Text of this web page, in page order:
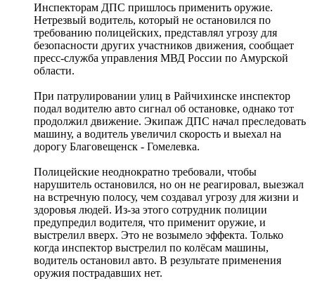
Инспекторам ДПС пришлось применить оружие.
Нетрезвый водитель, который не остановился по
требованию полицейских, представлял угрозу для
безопасности других участников движения, сообщает
пресс-служба управления МВД России по Амурской
области.
При патрулировании улиц в Райчихинске инспектор
подал водителю авто сигнал об остановке, однако тот
продолжил движение. Экипаж ДПС начал преследовать
машину, а водитель увеличил скорость и выехал на
дорогу Благовещенск - Гомелевка.
Полицейские неоднократно требовали, чтобы
нарушитель остановился, но он не реагировал, выезжал
на встречную полосу, чем создавал угрозу для жизни и
здоровья людей. Из-за этого сотрудник полиции
предупредил водителя, что применит оружие, и
выстрелил вверх. Это не возымело эффекта. Только
когда инспектор выстрелил по колёсам машины,
водитель остановил авто. В результате применения
оружия пострадавших нет.